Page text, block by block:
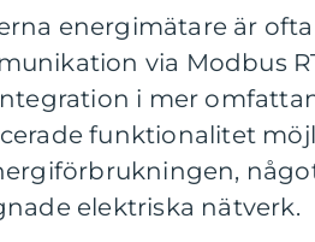
energimätare är
via Modbus
i mer
funktionalitet
elektriska nätverk.